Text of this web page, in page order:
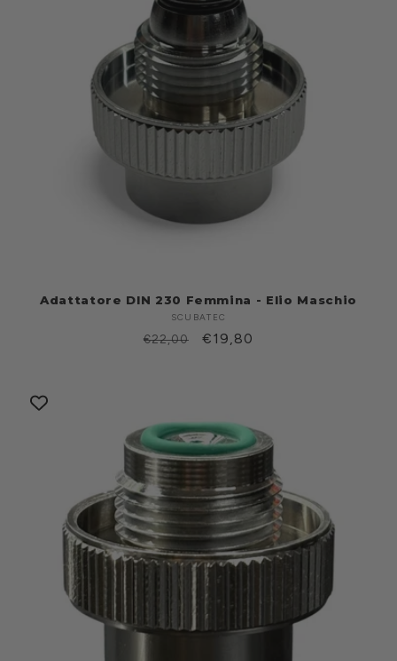
Adattatore DIN 230 Femmina - Elio Maschio
Produttore:
SCUBATEC
Prezzo
€22,00
Prezzo
€19,80